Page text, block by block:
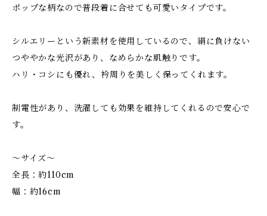
ポップな柄なので普段着に合せても可愛いタイプです。
シルエリーという新素材を使用しているので、絹に負けない
つややかな光沢があり、なめらかな肌触りです。
ハリ・コシにも優れ、衿周りを美しく保ってくれます。
制電性があり、洗濯しても効果を維持してくれるので安心で
す。
～サイズ～
全長：約110cm
幅：約16cm